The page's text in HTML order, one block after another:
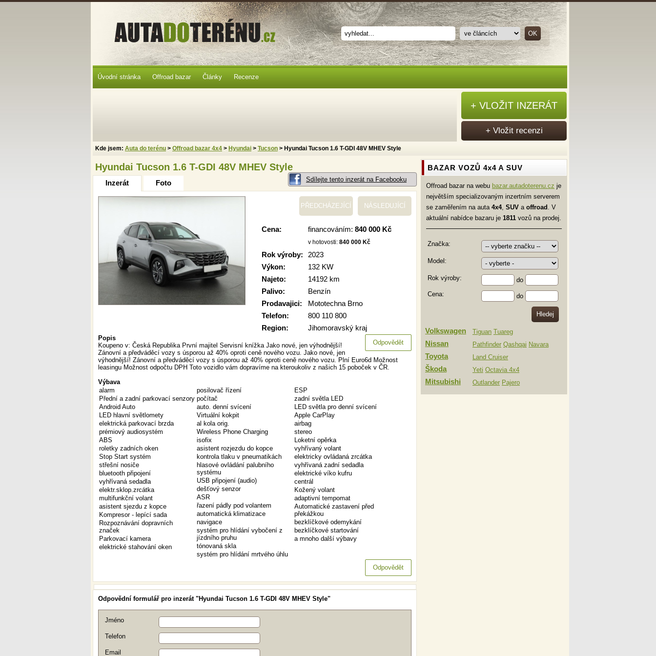
Hyundai Tucson 1.6 T-GDI 48V MHEV Style
Sdílejte tento inzerát na Facebooku
Inzerát Foto
PŘEDCHÁZEJÍCÍ NÁSLEDUJÍCÍ
Cena: financováním: 840 000 Kč
v hotovosti: 840 000 Kč
Rok výroby:
2023
Výkon:
132 KW
Najeto:
14192 km
Palivo:
Benzín
Prodavajici:
Mototechna Brno
Telefon:
800 110 800
Region:
Jihomoravský kraj
Odpovědět
Popis
Koupeno v: Česká Republika První majitel Servisní knížka Jako nové, jen výhodnější!
Zánovní a předváděcí vozy s úsporou až 40% oproti ceně nového vozu. Jako nové, jen
výhodnější! Zánovní a předváděcí vozy s úsporou až 40% oproti ceně nového vozu. Plní Euro6d Možnost
leasingu Možnost odpočtu DPH Toto vozidlo vám dopravíme na kteroukoliv z našich 15 poboček v ČR.
Výbava
alarm
Přední a zadní parkovací senzory
Android Auto
LED hlavní světlomety
elektrická parkovací brzda
prémiový audiosystém
ABS
roletky zadních oken
Stop Start systém
střešní nosiče
bluetooth připojení
vyhřívaná sedadla
elektr.sklop.zrcátka
multifunkční volant
asistent sjezdu z kopce
Kompresor - lepící sada
Rozpoznávání dopravních
značek
Parkovací kamera
elektrické stahování oken
posilovač řízení
počítač
auto. denní svícení
Virtuální kokpit
al kola orig.
Wireless Phone Charging
isofix
asistent rozjezdu do kopce
kontrola tlaku v pneumatikách
hlasové ovládání palubního
systému
USB připojení (audio)
dešťový senzor
ASR
řazení pádly pod volantem
automatická klimatizace
navigace
systém pro hlídání vybočení z
jízdního pruhu
tónovaná skla
systém pro hlídání mrtvého úhlu
ESP
zadní světla LED
LED světla pro denní svícení
Apple CarPlay
airbag
stereo
Loketní opěrka
vyhřívaný volant
elektricky ovládaná zrcátka
vyhřívaná zadní sedadla
elektrické víko kufru
centrál
Kožený volant
adaptivní tempomat
Automatické zastavení před
překážkou
bezklíčkové odemykání
bezklíčkové startování
a mnoho další výbavy
Odpovědět
Odpovědní formulář pro inzerát "Hyundai Tucson 1.6 T-GDI 48V MHEV Style"
Jméno
Telefon
Email
BAZAR VOZŮ 4x4 A SUV
Offroad bazar na webu bazar.autadoterenu.cz je
největším specializovaným inzertním serverem
se zaměřením na auta 4x4, SUV a offroad . V
aktuální nabídce bazaru je 1811 vozů na prodej.
Značka:
Model:
Rok výroby:
do
Cena:
do
Volkswagen Tiguan Tuareg
Nissan Pathfinder Qashqai Navara
Toyota Land Cruiser
Škoda Yeti Octavia 4x4
Mitsubishi Outlander Pajero
Úvodní stránka Offroad bazar Články Recenze
Kde jsem: Auta do terénu > Offroad bazar 4x4 > Hyundai > Tucson > Hyundai Tucson 1.6 T-GDI 48V MHEV Style
+ VLOŽIT INZERÁT
+ Vložit recenzi